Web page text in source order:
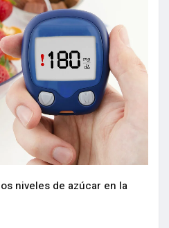
niveles de azúcar en la